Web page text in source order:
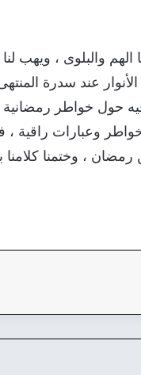
والبلوى ، ويهب لنا
عند سدرة المنتهى
حول خواطر
راقية ، فقد
، وختمنا